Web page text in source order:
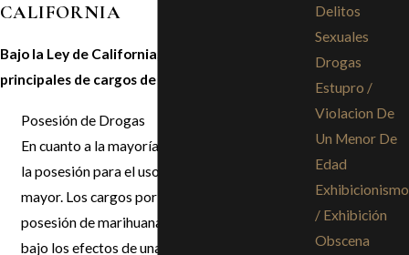
CALIFORNIA
Bajo la Ley de California, hay cuatro tipos
principales de cargos de drogas:
Posesión de Drogas
En cuanto a la mayoría de las sustancias ilícitas,
la posesión para el uso personal es un delito
mayor. Los cargos por un delito menor incluyen
posesión de marihuana (cannabis), encontrarse
bajo los efectos de una droga, y posesión de
Delitos
Sexuales
Drogas
Estupro /
Violacion De
Un Menor De
Edad
Exhibicionismo
/ Exhibición
Obscena